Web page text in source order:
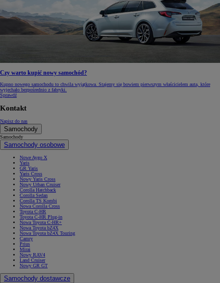
Czy warto kupić nowy samochód?
Kupno nowego samochodu to chwila wyjątkowa. Stajemy się bowiem pierwszym właścicielem auta, które
wyjechało bezpośrednio z fabryki.
Sprawdź
Kontakt
Napisz do nas
Samochody
Samochody
Samochody osobowe
Nowe Aygo X
Yaris
GR Yaris
Yaris Cross
Nowy Yaris Cross
Nowy Urban Cruiser
Corolla Hatchback
Corolla Sedan
Corolla TS Kombi
Nowa Corolla Cross
Toyota C-HR
Toyota C-HR Plug-in
Nowa Toyota C-HR+
Nowa Toyota bZ4X
Nowa Toyota bZ4X Touring
Camry
Prius
Mirai
Nowy RAV4
Land Cruiser
Nowy GR GT
Samochody dostawcze